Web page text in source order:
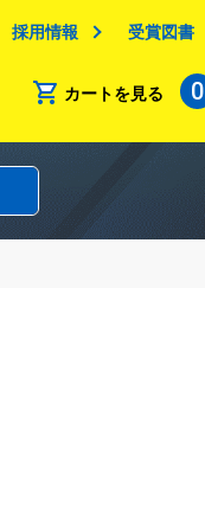
採用情報 受賞図書
カートを見る 0